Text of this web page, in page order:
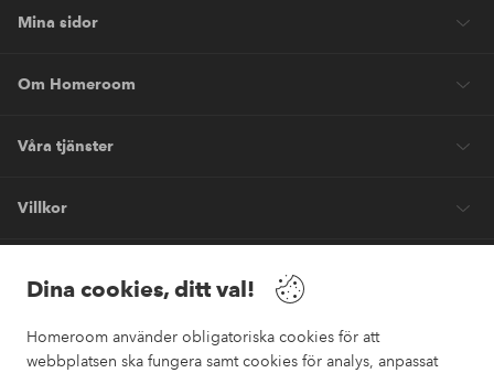
Dina cookies, ditt val!
Homeroom använder obligatoriska cookies för att
webbplatsen ska fungera samt cookies för analys, anpassat
Mina sidor
Om Homeroom
Våra tjänster
Villkor